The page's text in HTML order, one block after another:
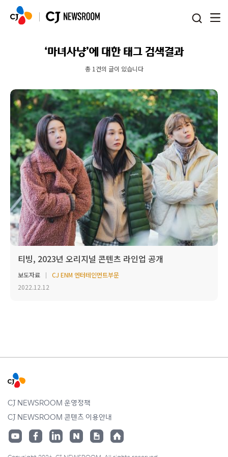
‘마녀사냥’에 대한 태그 검색결과
총 1건의 글이 있습니다
티빙, 2023년 오리지널 콘텐츠 라인업 공개
보도자료
CJ ENM 엔터테인먼트부문
2022.12.12
CJ NEWSROOM 운영정책
CJ NEWSROOM 콘텐츠 이용안내